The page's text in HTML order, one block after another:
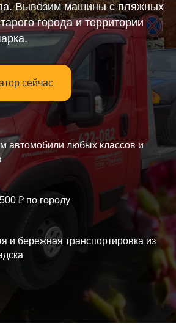
Вывозим машины с пляжных
города и территории
сейчас
автомобили любых классов и
₽ по городу
и бережная транспортировка из